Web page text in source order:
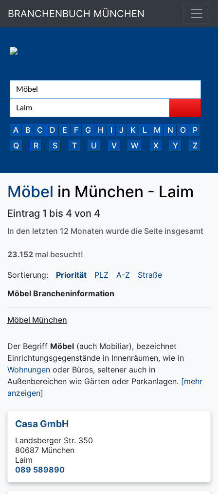
BRANCHENBUCH MÜNCHEN
A B C D E F G H I J K L M N O
P
Q
R S T U V W X Y Z
Möbel in München - Laim
Eintrag 1 bis 4 von 4
In den letzten 12 Monaten wurde die Seite insgesamt
23.152 mal besucht!
Sortierung: Priorität PLZ A-Z
Straße
Möbel Brancheninformation
Möbel München
Der Begriff Möbel (auch Mobiliar), bezeichnet
Einrichtungsgegenstände in Innenräumen, wie in
Wohnungen oder Büros, seltener auch in
Außenbereichen wie Gärten oder Parkanlagen. [mehr
anzeigen]
Casa GmbH
Landsberger Str. 350
80687 München
Laim
089 589890